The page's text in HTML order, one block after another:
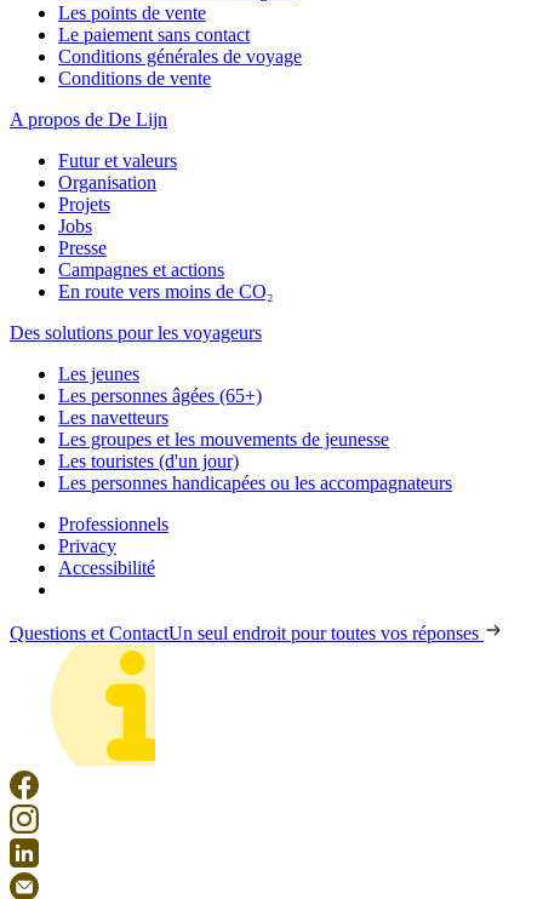
Les points de vente
Le paiement sans contact
Conditions générales de voyage
Conditions de vente
A propos de De Lijn
Futur et valeurs
Organisation
Projets
Jobs
Presse
Campagnes et actions
En route vers moins de CO₂
Des solutions pour les voyageurs
Les jeunes
Les personnes âgées (65+)
Les navetteurs
Les groupes et les mouvements de jeunesse
Les touristes (d'un jour)
Les personnes handicapées ou les accompagnateurs
Professionnels
Privacy
Accessibilité
Questions et ContactUn seul endroit pour toutes vos réponses